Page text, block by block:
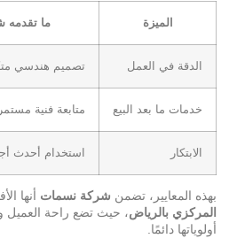
الميزة ما تقدمه
الدقة في العمل تصميم هندسي
خدمات ما بعد البيع متابعة فنية
الابتكار استخدام أحدث
بهذه المعايير، تضمن شركة نسمات أنها
المركزي بالرياض، حيث تضع راحة
أولوياتها دائمًا.